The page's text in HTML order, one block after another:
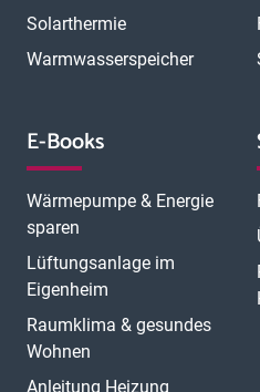
Solarthermie
Warmwasserspeicher
E-Books
Wärmepumpe & Energie
sparen
Lüftungsanlage im
Eigenheim
Raumklima & gesundes
Wohnen
Anleitung Heizung